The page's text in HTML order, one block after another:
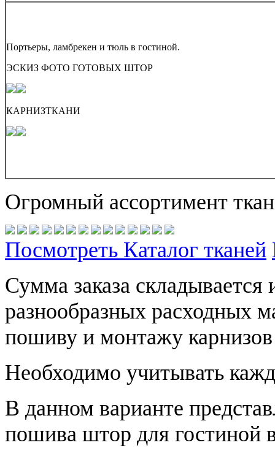
Портьеры, ламбрекен и тюль в гостиной.
ЭСКИЗ ФОТО ГОТОВЫХ ШТОР
КАРНИЗТКАНИ
Огромный ассортимент
Посмотреть Каталог тканей
Сумма заказа складывается
разнообразных расходных
пошиву и монтажу
Необходимо учитывать
В данном варианте
пошива штор для гостиной